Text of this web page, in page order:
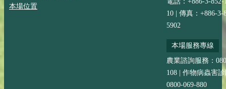
本場位置
10 | 傳真：+886-3-
5902
本場服務專線
農業諮詢服務：
108 | 作物病蟲害
0800-069-880